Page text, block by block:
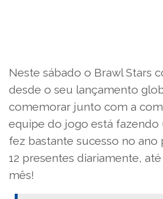
Neste sábado o Brawl Stars
desde o seu lançamento
comemorar junto com a
equipe do jogo está fazendo
fez bastante sucesso no ano
12 presentes diariamente,
mês!